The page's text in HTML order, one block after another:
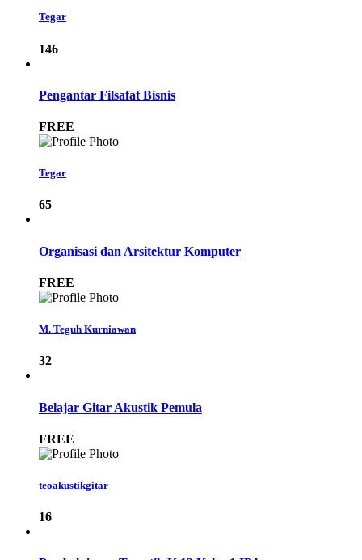
Tegar
146
Pengantar Filsafat Bisnis
FREE
Tegar
65
Organisasi dan Arsitektur Komputer
FREE
M. Teguh Kurniawan
32
Belajar Gitar Akustik Pemula
FREE
teoakustikgitar
16